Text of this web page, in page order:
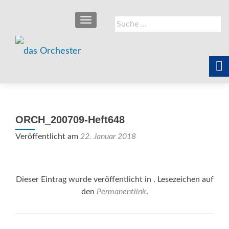
Suche
nach:
SCHALTE NAVIGATION
ORCH_200709-Heft648
Veröffentlicht am 22. Januar 2018
Dieser Eintrag wurde veröffentlicht in . Lesezeichen auf
den Permanentlink.